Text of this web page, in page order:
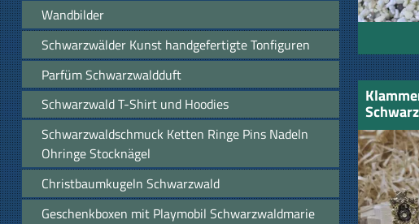
Wandbilder
Schwarzwälder Kunst handgefertigte Tonfiguren
Parfüm Schwarzwaldduft
Schwarzwald T-Shirt und Hoodies
Schwarzwaldschmuck Ketten Ringe Pins Nadeln
Ohringe Stocknägel
Christbaumkugeln Schwarzwald
Geschenkboxen mit Playmobil Schwarzwaldmarie